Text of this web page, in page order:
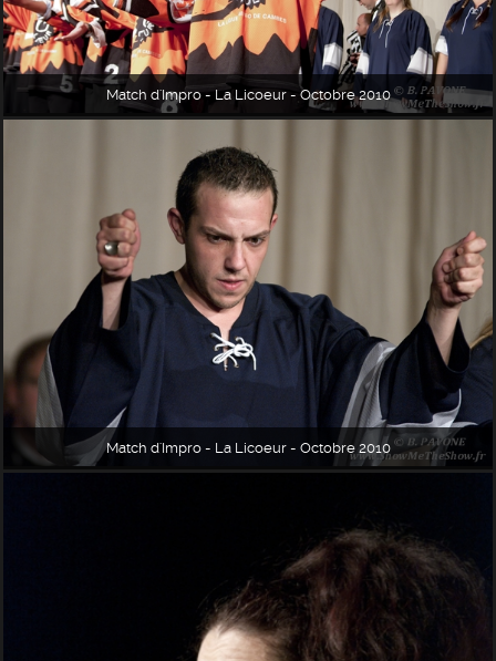
Match d'Impro - La Licoeur - Octobre 2010
Match d'Impro - La Licoeur - Octobre 2010